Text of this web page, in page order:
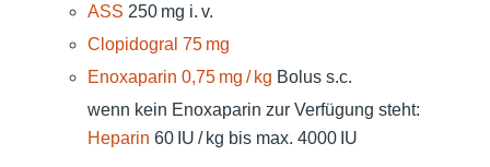
ASS 250 mg i. v.
Clopidogral 75 mg
Enoxaparin 0,75 mg / kg Bolus s.c.
wenn kein Enoxaparin zur Verfügung steht:
Heparin 60 IU / kg bis max. 4000 IU